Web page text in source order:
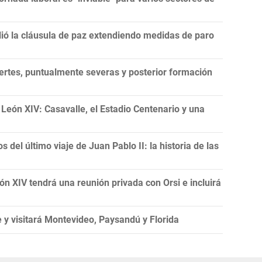
la cláusula de paz extendiendo medidas de paro
puntualmente severas y posterior formación
XIV: Casavalle, el Estadio Centenario y una
del último viaje de Juan Pablo II: la historia de las
XIV tendrá una reunión privada con Orsi e incluirá
visitará Montevideo, Paysandú y Florida